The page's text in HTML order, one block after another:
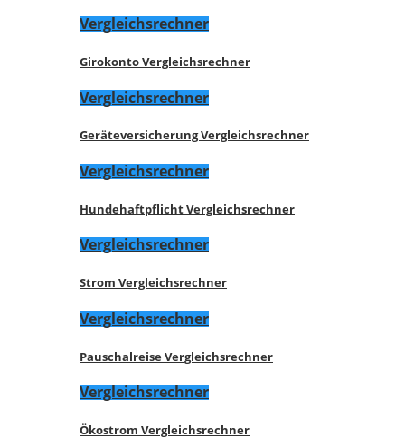
Vergleichsrechner
Girokonto Vergleichsrechner
Vergleichsrechner
Geräteversicherung Vergleichsrechner
Vergleichsrechner
Hundehaftpflicht Vergleichsrechner
Vergleichsrechner
Strom Vergleichsrechner
Vergleichsrechner
Pauschalreise Vergleichsrechner
Vergleichsrechner
Ökostrom Vergleichsrechner